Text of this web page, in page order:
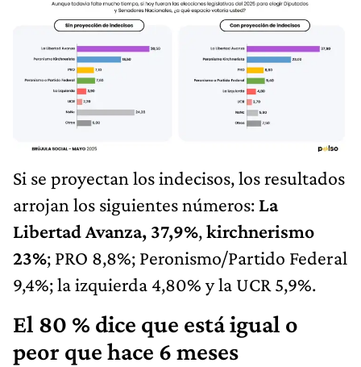
Si se proyectan los indecisos, los resultados
arrojan los siguientes números: La
Libertad Avanza, 37,9%,kirchnerismo
23%; PRO 8,8%; Peronismo/Partido Federal
9,4%; la izquierda 4,80% y la UCR 5,9%.
El 80 % dice que está igual o
peor que hace 6 meses